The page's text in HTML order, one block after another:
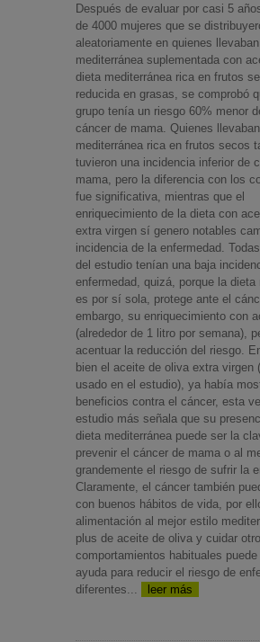
Después de evaluar por casi 5
de 4000 mujeres que se
aleatoriamente en quienes
mediterránea suplementada con
dieta mediterránea rica en frutos
reducida en grasas, se comprobó
grupo tenía un riesgo 60% menor
cáncer de mama. Quienes
mediterránea rica en frutos secos
tuvieron una incidencia inferior de
mama, pero la diferencia con los
fue significativa, mientras que el
enriquecimiento de la dieta con
extra virgen sí genero notables
incidencia de la enfermedad.
del estudio tenían una baja
enfermedad, quizá, porque la dieta
es por sí sola, protege ante el
embargo, su enriquecimiento con
(alrededor de 1 litro por semana),
acentuar la reducción del riesgo.
bien el aceite de oliva extra virgen
usado en el estudio), ya había
beneficios contra el cáncer, esta
estudio más señala que su
dieta mediterránea puede ser la
prevenir el cáncer de mama o al
grandemente el riesgo de sufrir la
Claramente, el cáncer también
con buenos hábitos de vida, por
alimentación al mejor estilo
plus de aceite de oliva y cuidar
comportamientos habituales
ayuda para reducir el riesgo de
diferentes...
leer más